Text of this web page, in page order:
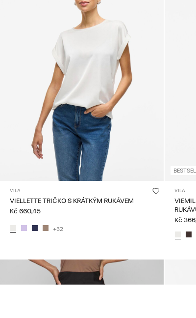
VILA
VIELLETTE TRIČKO S KRÁTKÝM RUKÁVEM
Kč 660,45
+32
VILA
Kč
Mohlo by se vám také líbit